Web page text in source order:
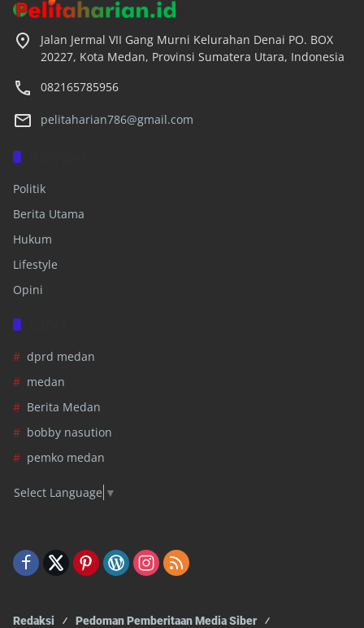
Jalan Jermal VII Gang Murni Kelurahan Denai PO. BOX
20227, Kota Medan, Provinsi Sumatera Utara, Indonesia
082165785956
pelitaharian786@gmail.com
Politik
Berita Utama
Hukum
Lifestyle
Opini
dprd medan
medan
Berita Medan
bobby nasution
pemko medan
Select Language ▼
Redaksi Pedoman Pemberitaan Media Siber